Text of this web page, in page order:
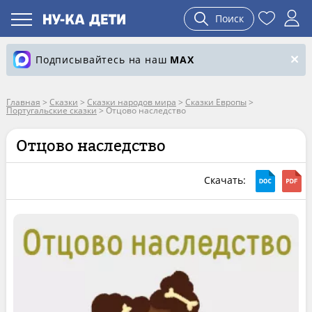
Поиск
Подписывайтесь на наш MAX
Главная > Сказки > Сказки народов мира > Сказки Европы >
Португальские сказки>Отцово наследство
Отцово наследство
Скачать: